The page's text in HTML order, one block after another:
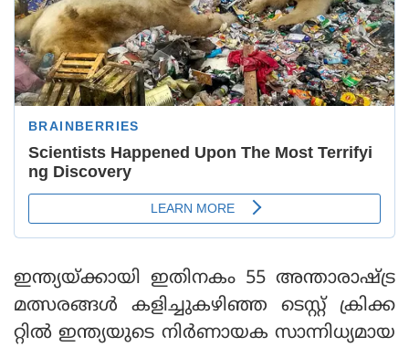
ഇന്ത്യയ്ക്കായി ഇതിനകം 55 അന്താരാഷ്ട്ര
മത്സരങ്ങള്‍ കളിച്ചുകഴിഞ്ഞ ടെസ്റ്റ് ക്രിക്ക
റ്റില്‍ ഇന്ത്യയുടെ നിര്‍ണായക സാന്നിധ്യമായ